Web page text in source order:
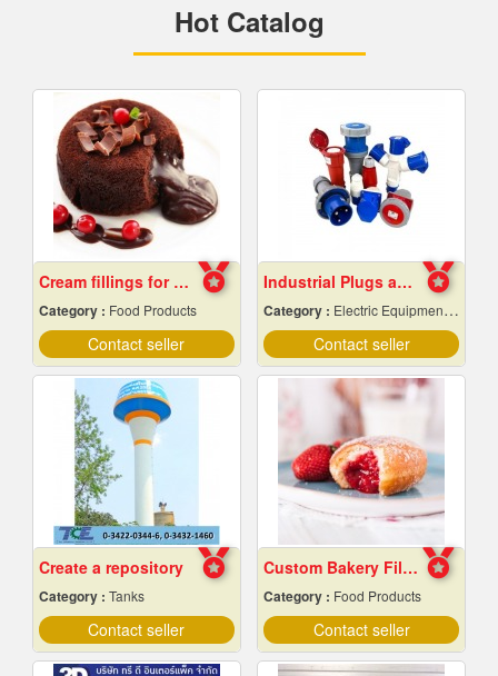
Hot Catalog
Cream fillings for bread
Category : Food Products
Contact seller
Industrial Plugs and Sockets in Pattaya, Chonburi
Category : Electric Equipment & Supplies-Wholesale & Manufacturers
Contact seller
Create a repository
Category : Tanks
Contact seller
Custom Bakery Fillings
Category : Food Products
Contact seller